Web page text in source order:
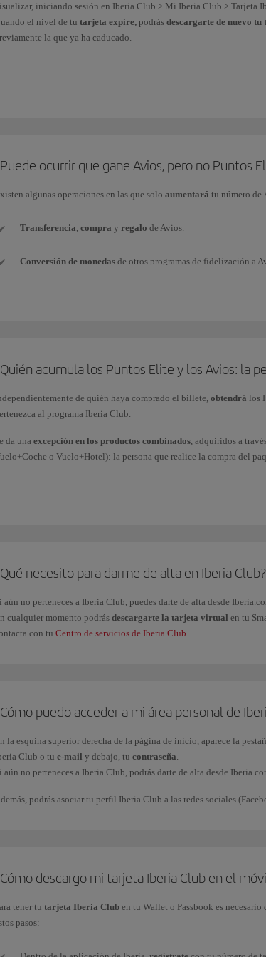
Puedes consultar tus Puntos Elite acumulados desde tu área privada
no se pueden comprar, regalar o transferir se
iniciando sesión en Iberia Club > Mi Iberia Club > Tarjeta
el nivel de tu tarjeta expire, podrás descargarte de nuevo
la que ya ha caducado.
ocurrir que gane Avios, pero no Puntos
algunas operaciones en las que solo aumentará tu número de
Transferencia, compra y regalo de Avios.
Conversión de monedas de otros programas de fidelización a
Avios obtenidos como premio en competiciones o sorteos (por
Avios decortesía como compensación por alguna incidencia.
programa tienen su propia normativa. La política de obtención de
acumula los Puntos Elite y los Avios: la
de quién haya comprado el billete, obtendrá los
al programa Iberia Club.
da una excepción en los productos combinados, adquiridos a
o Vuelo+Hotel): la persona que realice la compra del
necesito para darme de alta en Iberia Club?
aún no perteneces a Iberia Club, puedes darte de alta desde
cualquier momento podrás descargarte la tarjeta virtual en tu
con tu Centro de servicios de Iberia Club.
puedo acceder a mi área personal de
la esquina superior derecha de la página de inicio, aparece la
Club o tu e-mail y debajo, tu contraseña.
aún no perteneces a Iberia Club, podrás darte de alta desde
podrás asociar tu perfil Iberia Club a las redes sociales
descargo mi tarjeta Iberia Club en el
tener tu tarjeta Iberia Club en tu Wallet o Passbook es necesario
pasos: